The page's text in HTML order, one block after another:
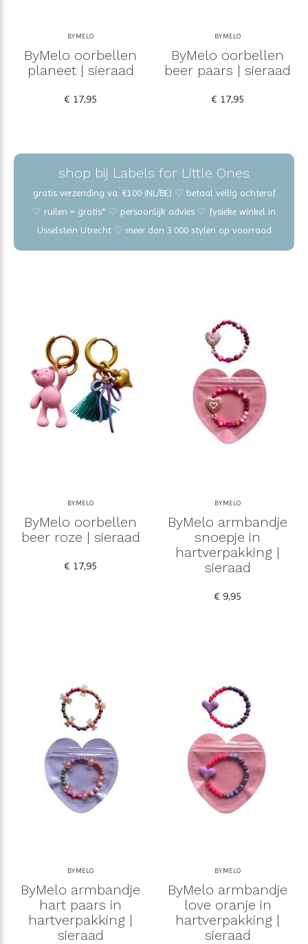
BYMELO
ByMelo oorbellen
planeet | sieraad
€ 17,95
BYMELO
ByMelo oorbellen
beer paars | sieraad
€ 17,95
shop bij Labels for Little Ones
gratis verzending va. €100 (NL/BE) ♡ betaal veilig achteraf
♡ ruilen = gratis* ♡ persoonlijk advies ♡ fysieke winkel in
IJsselstein Utrecht ♡ meer dan 3.000 stylen op voorraad
BYMELO
ByMelo oorbellen
beer roze | sieraad
€ 17,95
BYMELO
ByMelo armbandje
snoepje in
hartverpakking |
sieraad
€ 9,95
BYMELO
ByMelo armbandje
hart paars in
hartverpakking |
sieraad
BYMELO
ByMelo armbandje
love oranje in
hartverpakking |
sieraad